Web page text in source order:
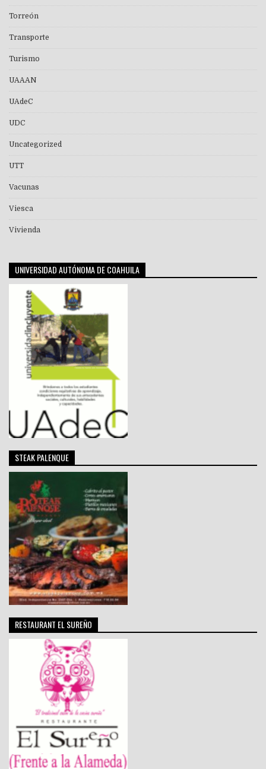
Torreón
Transporte
Turismo
UAAAN
UAdeC
UDC
Uncategorized
UTT
Vacunas
Viesca
Vivienda
UNIVERSIDAD AUTÓNOMA DE COAHUILA
STEAK PALENQUE
RESTAURANT EL SUREÑO